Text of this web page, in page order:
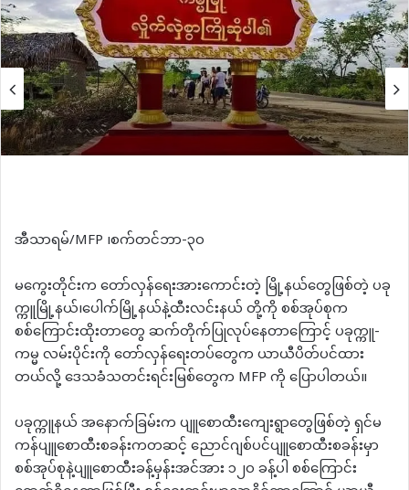
အီသာရမ်/MFP ၊စက်တင်ဘာ-၃၀
မကွေးတိုင်းက တော်လှန်ရေးအားကောင်းတဲ့ မြို့နယ်တွေဖြစ်တဲ့ ပခု
က္ကူမြို့နယ်၊ပေါက်မြို့နယ်နဲ့ထီးလင်းနယ် တို့ကို စစ်အုပ်စုက
စစ်ကြောင်းထိုးတာတွေ ဆက်တိုက်ပြုလုပ်နေတာကြောင့် ပခုက္ကူ-
ကမ္မ လမ်းပိုင်းကို တော်လှန်ရေးတပ်တွေက ယာယီပိတ်ပင်ထား
တယ်လို့ ဒေသခံသတင်းရင်းမြစ်တွေက MFP ကို ပြောပါတယ်။
ပခုက္ကူနယ် အနောက်ခြမ်းက ပျူစောထီးကျေးရွာတွေဖြစ်တဲ့ ရှင်မ
ကန်ပျူစောထီးစခန်းကတဆင့် ညောင်ဂျစ်ပင်ပျူစောထီးစခန်းမှာ
စစ်အုပ်စုနဲ့ပျူစောထီးခန့်မှန်းအင်အား ၁၂၀ ခန့်ပါ စစ်ကြောင်း